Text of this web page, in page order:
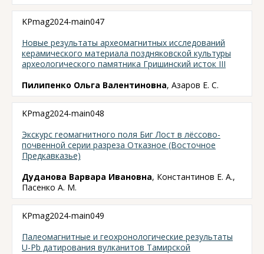
KPmag2024-main047
Новые результаты археомагнитных исследований
керамического материала поздняковской культуры
археологического памятника Гришинский исток III
Пилипенко Ольга Валентиновна, Азаров Е. С.
KPmag2024-main048
Экскурс геомагнитного поля Биг Лост в лёссово-
почвенной серии разреза Отказное (Восточное
Предкавказье)
Дуданова Варвара Ивановна, Константинов Е. А.,
Пасенко А. М.
KPmag2024-main049
Палеомагнитные и геохронологические результаты
U-Pb датирования вулканитов Тамирской